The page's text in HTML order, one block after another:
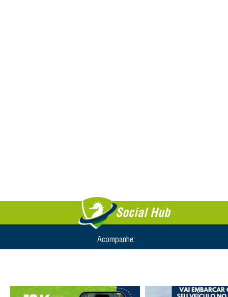
Social Hub
Acompanhe: